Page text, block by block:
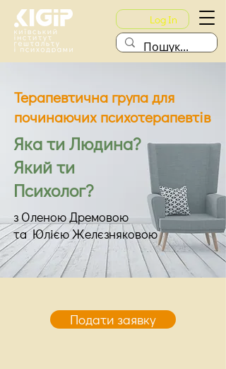
Log In
Терапевтична група для
починаючих психотерапевтів
Яка ти Людина?
Який ти
Психолог?
з Оленою Дремовою
та Юлією Желєзняковою
Подати заявку